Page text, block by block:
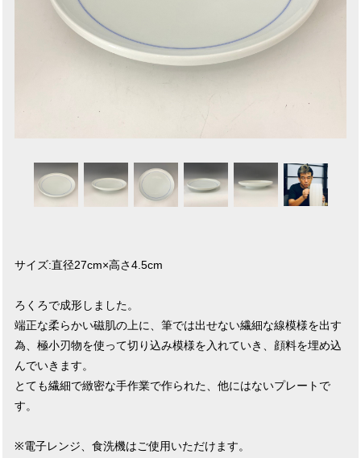
サイズ:直径27cm×高さ4.5cm
ろくろで成形しました。
端正な柔らかい磁肌の上に、筆では出せない繊細な線模様を出す
為、極小刃物を使って切り込み模様を入れていき、顔料を埋め込
んでいきます。
とても繊細で緻密な手作業で作られた、他にはないプレートで
す。
※電子レンジ、食洗機はご使用いただけます。